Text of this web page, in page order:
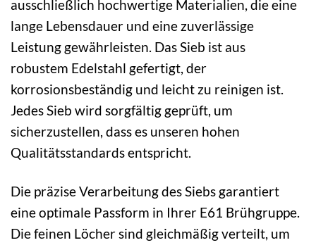
ausschließlich hochwertige Materialien, die eine
lange Lebensdauer und eine zuverlässige
Leistung gewährleisten. Das Sieb ist aus
robustem Edelstahl gefertigt, der
korrosionsbeständig und leicht zu reinigen ist.
Jedes Sieb wird sorgfältig geprüft, um
sicherzustellen, dass es unseren hohen
Qualitätsstandards entspricht.
Die präzise Verarbeitung des Siebs garantiert
eine optimale Passform in Ihrer E61 Brühgruppe.
Die feinen Löcher sind gleichmäßig verteilt, um